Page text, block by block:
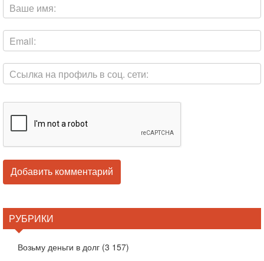
РУБРИКИ
Возьму деньги в долг (3 157)